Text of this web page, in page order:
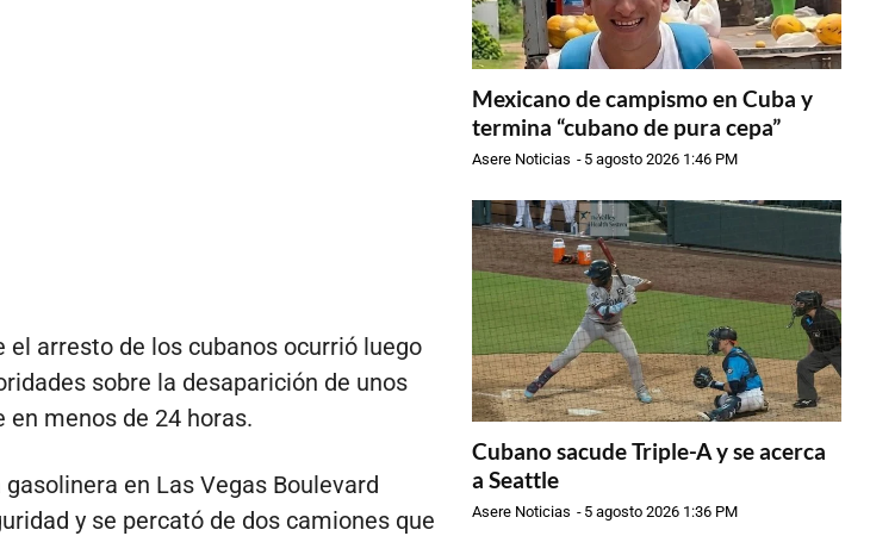
el arresto de los cubanos ocurrió luego
sobre la desaparición de unos
menos de 24 horas.
en Las Vegas Boulevard
y se percató de dos camiones que
Mexicano de campismo en Cuba y
termina “cubano de pura cepa”
Asere Noticias - 5 agosto 2026 1:46 PM
Cubano sacude Triple-A y se acerca
a Seattle
Asere Noticias - 5 agosto 2026 1:36 PM